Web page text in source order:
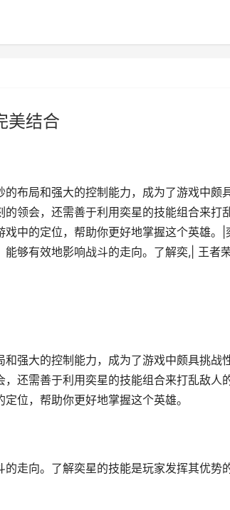
美结合
布局和强大的控制能力，成为了游戏中颇
领会，还需善于利用奕星的技能组合来打
中的定位，帮助你更好地掌握这个英雄。|
够有效地影响战斗的走向。了解奕,| 王者
强大的控制能力，成为了游戏中颇具挑战
还需善于利用奕星的技能组合来打乱敌人
位，帮助你更好地掌握这个英雄。
走向。了解奕星的技能是玩家发挥其优势